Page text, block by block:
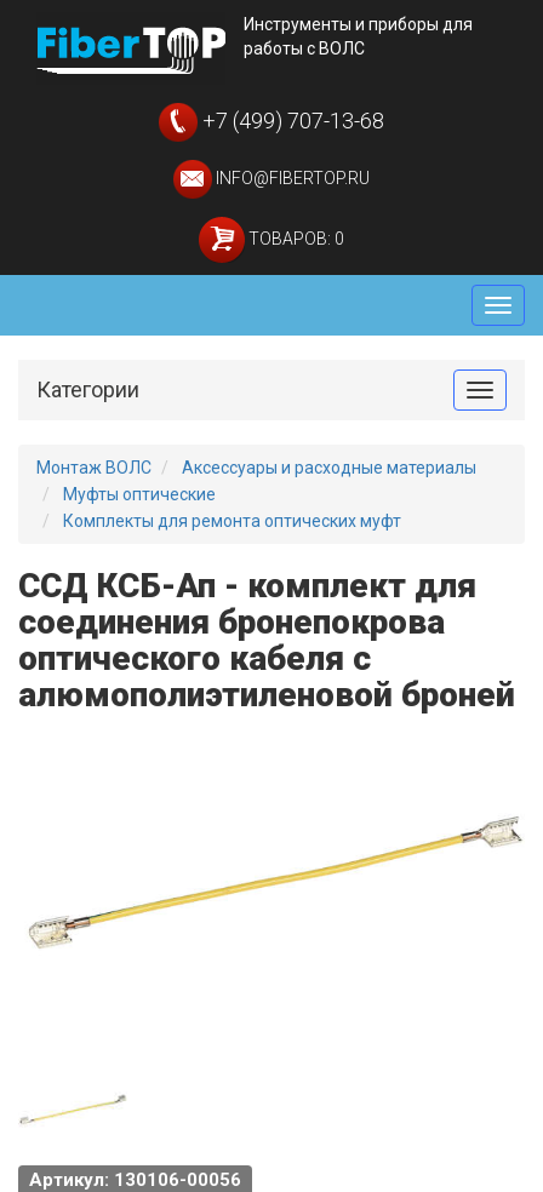
Инструменты и приборы для
работы с ВОЛС
+7 (499) 707-13-68
INFO@FIBERTOP.RU
ТОВАРОВ: 0
Меню
Toggle
Категории
Монтаж ВОЛС
Аксессуары и расходные материалы
Муфты оптические
Комплекты для ремонта оптических муфт
ССД КСБ-Ап - комплект для
соединения бронепокрова
оптического кабеля с
алюмополиэтиленовой броней
Артикул: 130106-00056